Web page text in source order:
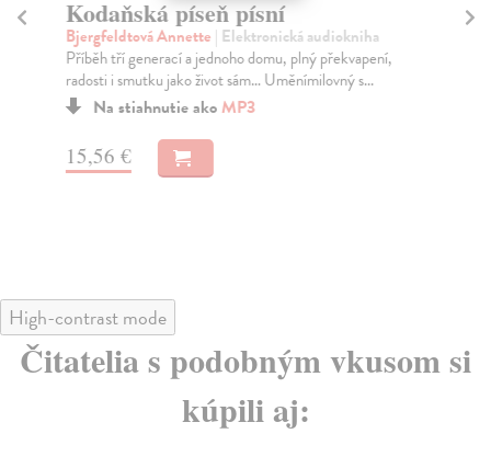
Kodaňská píseň písní
Bjergfeldtová Annette | Elektronická audiokniha
Příběh tří generací a jednoho domu, plný překvapení,
radosti i smutku jako život sám… Uměnímilovný s...
Na stiahnutie akoMP3
15,56 €
High-contrast mode
Čitatelia s podobným vkusom si
kúpili aj: